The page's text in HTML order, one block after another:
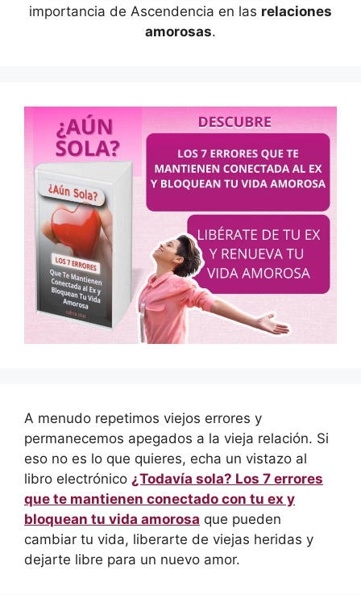
importancia de Ascendencia en las relaciones
amorosas.
A menudo repetimos viejos errores y
permanecemos apegados a la vieja relación. Si
eso no es lo que quieres, echa un vistazo al
libro electrónico ¿Todavía sola? Los 7 errores
que te mantienen conectado con tu ex y
bloquean tu vida amorosa que pueden
cambiar tu vida, liberarte de viejas heridas y
dejarte libre para un nuevo amor.